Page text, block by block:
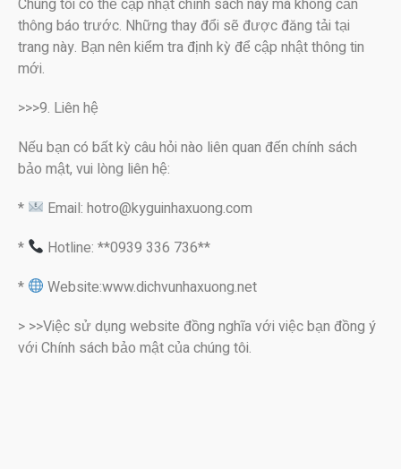
Chúng tôi có thể cập nhật chính sách này mà không cần
thông báo trước. Những thay đổi sẽ được đăng tải tại
trang này. Bạn nên kiểm tra định kỳ để cập nhật thông tin
mới.
>>>9. Liên hệ
Nếu bạn có bất kỳ câu hỏi nào liên quan đến chính sách
bảo mật, vui lòng liên hệ:
*
Email: hotro@kyguinhaxuong.com
*
Hotline: **0939 336 736**
*
Website:www.dichvunhaxuong.net
> >>Việc sử dụng website đồng nghĩa với việc bạn đồng ý
với Chính sách bảo mật của chúng tôi.